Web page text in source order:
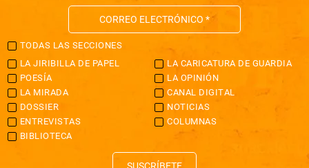
TODAS LAS SECCIONES
LA JIRIBILLA DE PAPEL
LA CARICATURA DE GUARDIA
POESÍA
LA OPINIÓN
LA MIRADA
CANAL DIGITAL
DOSSIER
NOTICIAS
ENTREVISTAS
COLUMNAS
BIBLIOTECA